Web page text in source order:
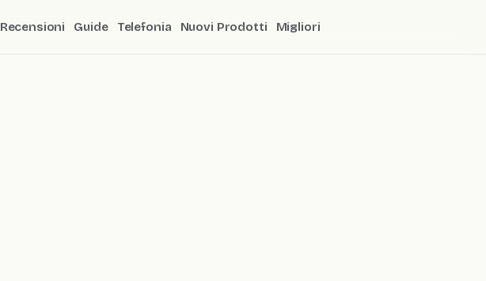
Recensioni Guide Telefonia Nuovi Prodotti Migliori